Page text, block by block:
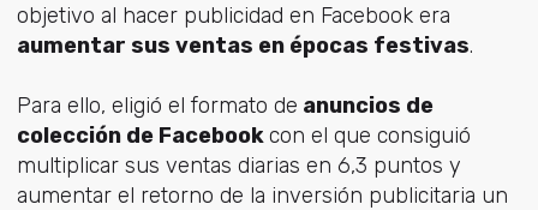
objetivo al hacer publicidad en Facebook era
aumentar sus ventas en épocas festivas.
Para ello, eligió el formato de anuncios de
colección de Facebookcon el que consiguió
multiplicar sus ventas diarias en 6,3 puntos y
aumentar el retorno de la inversión publicitaria un